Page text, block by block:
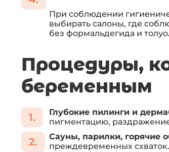
При соблюдении
выбирать салоны, где
без формальдегида и
Процедуры,
беременным
Глубокие пилинги и
пигментацию,
Сауны, парилки, горячие
преждевременных схваток.